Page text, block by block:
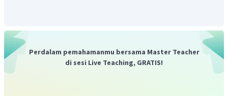
Perdalam pemahamanmu bersama Master Teacher
di sesi Live Teaching, GRATIS!